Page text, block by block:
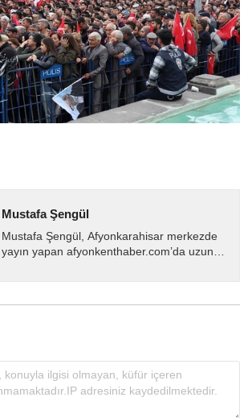
Mustafa Şengül
Mustafa Şengül, Afyonkarahisar merkezde
yayın yapan afyonkenthaber.com’da uzun
almakta, haber akışı...